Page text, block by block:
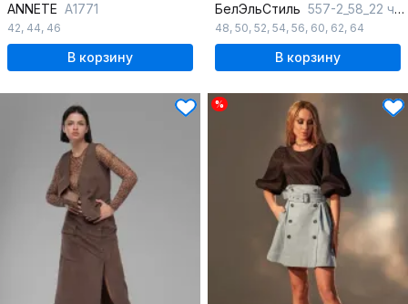
ANNETE A1771
42, 44, 46
В корзину
БелЭльСтиль 557-2_58_22 черный однотон
48, 50, 52, 54, 56, 60, 62, 64
В корзину
%